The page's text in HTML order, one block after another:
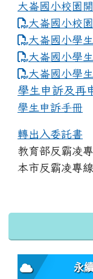
大崙國小校園
大崙國小校
大崙國小學
大崙國小學
link to
大崙國小學
學生申訴及再
學生申訴手冊
轉出入委託書
教育部反霸凌
本市反霸凌專
:::
永